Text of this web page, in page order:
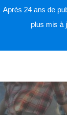
Après 24 ans de
plus mis à